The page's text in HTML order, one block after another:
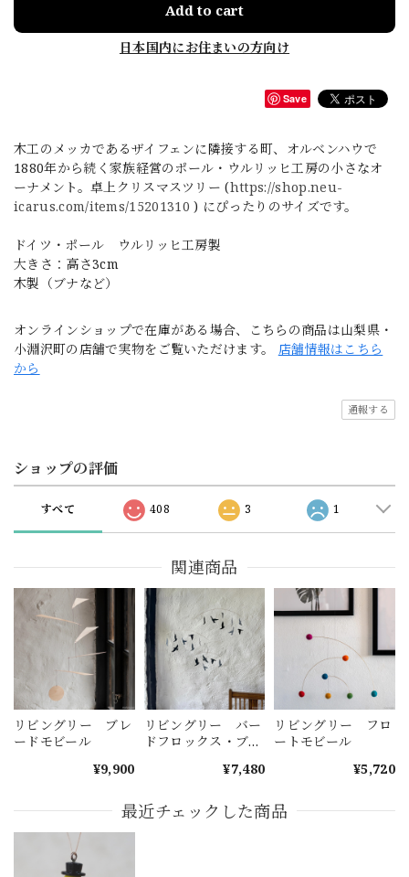
Add to cart
日本国内にお住まいの方向け
Save
木工のメッカであるザイフェンに隣接する町、オルベンハウで
1880年から続く家族経営のポール・ウルリッヒ工房の小さなオ
ーナメント。卓上クリスマスツリー (https://shop.neu-
icarus.com/items/15201310 ) にぴったりのサイズです。
ドイツ・ポール ウルリッヒ工房製
大きさ：高さ3cm
木製（ブナなど）
オンラインショップで在庫がある場合、こちらの商品は山梨県・
小淵沢町の店舗で実物をご覧いただけます。 店舗情報はこちら
から
通報する
ショップの評価
すべて 408 3 1
関連商品
リビングリー ブレ
ードモビール
¥9,900
リビングリー バー
ドフロックス・ブラ
¥7,480
リビングリー フロ
ートモビール
¥5,720
最近チェックした商品